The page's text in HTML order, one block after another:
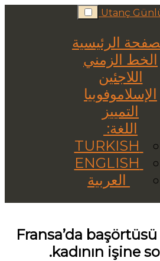
Skip
to
الرئيسية
الخط الزمني
اللاجئين
الإسلاموفوبيا
التمييز
اللغة:
العربية
Fransa’da
kadının işine